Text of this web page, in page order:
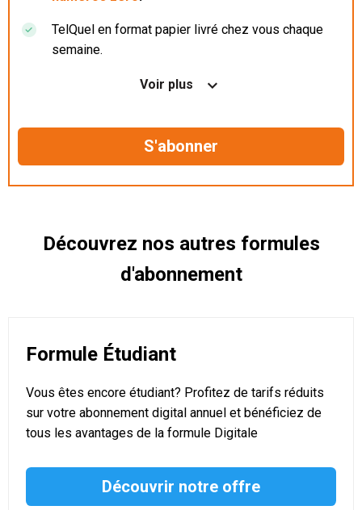
TelQuel en format papier livré chez vous chaque
semaine.
Nos articles en illimité sur ordinateur, tablette et
Le magazine TelQuel en numérique avant la sortie
Des informations confidentielles résérvées aux
Voir plus
Découvrez nos autres formules
d'abonnement
Formule Étudiant
Vous êtes encore étudiant? Profitez de tarifs réduits
sur votre abonnement digital annuel et bénéficiez de
tous les avantages de la formule Digitale
Découvrir notre offre